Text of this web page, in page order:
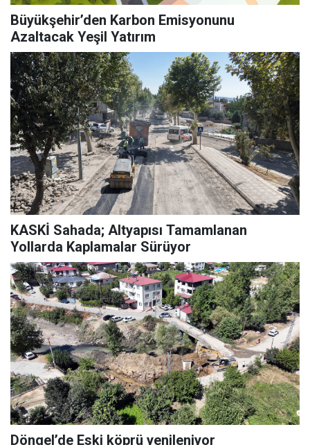
Büyükşehir’den Karbon Emisyonunu
Azaltacak Yeşil Yatırım
KASKİ Sahada; Altyapısı Tamamlanan
Yollarda Kaplamalar Sürüyor
Döngel’de Eski köprü yenileniyor